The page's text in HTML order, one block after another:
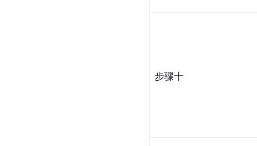
步骤十